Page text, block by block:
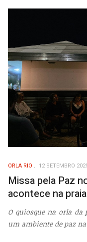
ORLA RIO 12 SETEMBRO
Missa pela Paz
acontece na
O quiosque na orla
um ambiente de paz